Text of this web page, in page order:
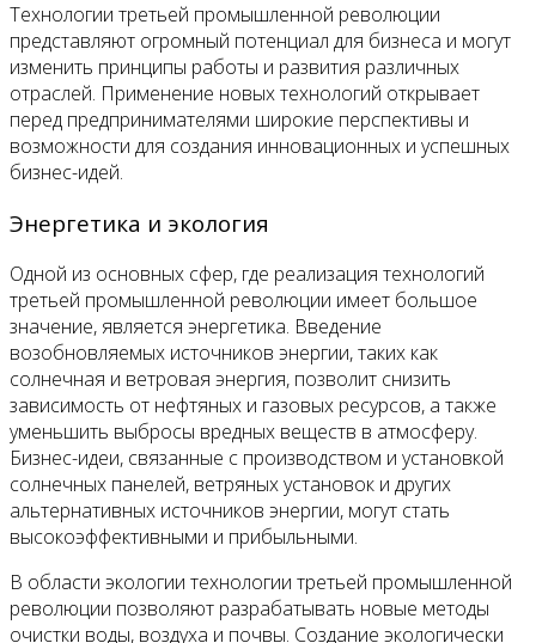
Технологии третьей промышленной революции
представляют огромный потенциал для бизнеса и могут
изменить принципы работы и развития различных
отраслей. Применение новых технологий открывает
перед предпринимателями широкие перспективы и
возможности для создания инновационных и успешных
бизнес-идей.
Энергетика и экология
Одной из основных сфер, где реализация технологий
третьей промышленной революции имеет большое
значение, является энергетика. Введение
возобновляемых источников энергии, таких как
солнечная и ветровая энергия, позволит снизить
зависимость от нефтяных и газовых ресурсов, а также
уменьшить выбросы вредных веществ в атмосферу.
Бизнес-идеи, связанные с производством и установкой
солнечных панелей, ветряных установок и других
альтернативных источников энергии, могут стать
высокоэффективными и прибыльными.
В области экологии технологии третьей промышленной
революции позволяют разрабатывать новые методы
очистки воды, воздуха и почвы. Создание экологически